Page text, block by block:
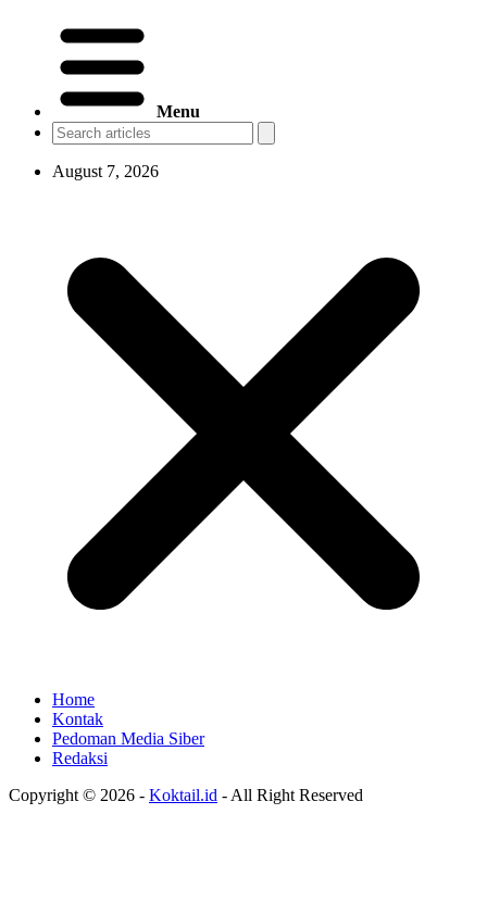
Menu
August 7, 2026
Home
Kontak
Pedoman Media Siber
Redaksi
Copyright © 2026 - Koktail.id - All Right Reserved